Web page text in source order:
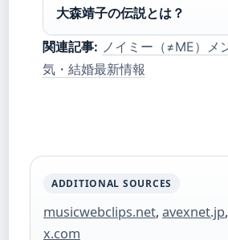
大森靖子の伝説とは？
関連記事: ノイミー（≠ME）メ
気・結婚最新情報
ADDITIONAL SOURCES
musicwebclips.net, avexnet.jp,
x.com